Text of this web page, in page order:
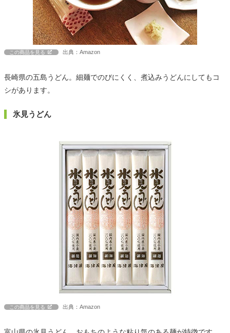
この商品を見る 出典：Amazon
長崎県の五島うどん。細麺でのびにくく、煮込みうどんにしてもコ
シがあります。
氷見うどん
この商品を見る 出典：Amazon